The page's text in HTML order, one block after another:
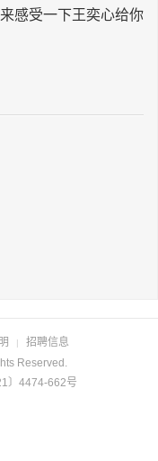
感受一下王奕心给你
招聘信息
Reserved.
〕4474-662号